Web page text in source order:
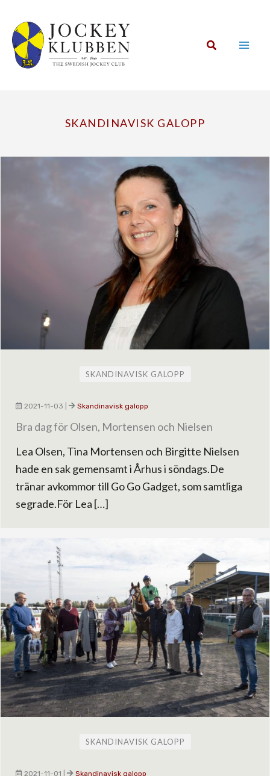
innehåll
Sök
SKANDINAVISK GALOPP
SKANDINAVISK GALOPP
2021-11-03 Skandinavisk galopp
Bra dag för Olsen, Mortensen och Nielsen
Lea Olsen, Tina Mortensen och Birgitte Nielsen
hade en sak gemensamt i Århus i söndags.De
tränar avkommor till Go Go Gadget, som samtliga
segrade.För Lea […]
SKANDINAVISK GALOPP
2021-11-01 Skandinavisk galopp